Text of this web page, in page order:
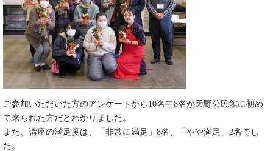
ご参加いただいた方のアンケートから10名中8名が天野公民館に初め
て来られた方だとわかりました。
また、講座の満足度は、「非常に満足」8名、「やや満足」2名でし
た。